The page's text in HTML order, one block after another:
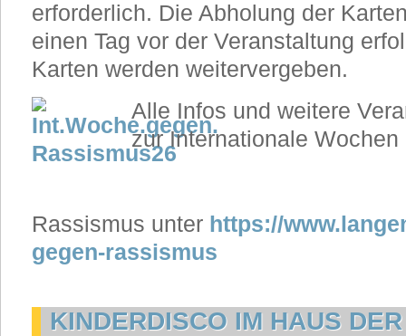
erforderlich. Die Abholung der
einen Tag vor der Veranstaltung
Karten werden weitervergeben.
Alle Infos und weitere
zur Internationale Wochen
Rassismus unter https://
gegen-rassismus
KINDERDISCO IM HAUS